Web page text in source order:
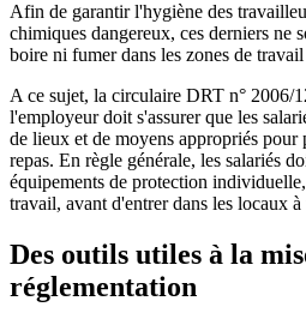
Afin de garantir l'hygiène des
chimiques dangereux, ces derniers ne
boire ni fumer dans les zones de travail
A ce sujet, la circulaire DRT n° 2006/
l'employeur doit s'assurer que les
de lieux et de moyens appropriés pour
repas. En règle générale, les salariés
équipements de protection
travail, avant d'entrer dans les locaux à
Des outils utiles à la
réglementation